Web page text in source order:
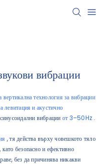
вибрации
вертикална технология за вибрации
левитация и акустично
вибрации от 3–50Hz .
, тя действа върху човешкото тяло
, като безопасно и ефективно
без да причинява никакви